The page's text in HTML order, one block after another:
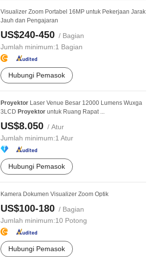
Visualizer Zoom Portabel 16MP untuk Pekerjaan Jarak
Jauh dan Pengajaran
US$240-450 / Bagian
Jumlah minimum:1 Bagian
Hubungi Pemasok
Proyektor Laser Venue Besar 12000 Lumens Wuxga
3LCD Proyektor untuk Ruang Rapat ...
US$8.050 / Atur
Jumlah minimum:1 Atur
Hubungi Pemasok
Kamera Dokumen Visualizer Zoom Optik
US$100-180 / Bagian
Jumlah minimum:10 Potong
Hubungi Pemasok